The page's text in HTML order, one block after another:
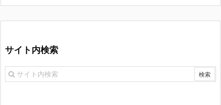
サイト内検索